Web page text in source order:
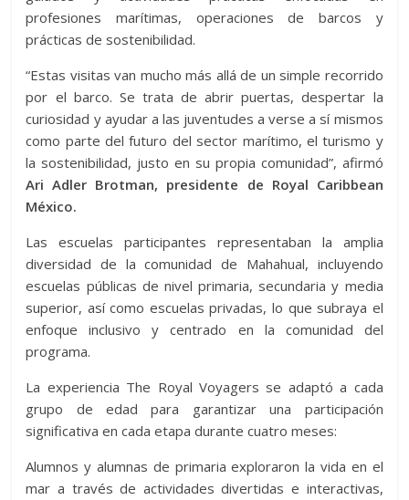
profesiones marítimas, operaciones de barcos y
prácticas de sostenibilidad.
“Estas visitas van mucho más allá de un simple recorrido
por el barco. Se trata de abrir puertas, despertar la
curiosidad y ayudar a las juventudes a verse a sí mismos
como parte del futuro del sector marítimo, el turismo y
la sostenibilidad, justo en su propia comunidad”, afirmó
Ari Adler Brotman, presidente de Royal Caribbean
México.
Las escuelas participantes representaban la amplia
diversidad de la comunidad de Mahahual, incluyendo
escuelas públicas de nivel primaria, secundaria y media
superior, así como escuelas privadas, lo que subraya el
enfoque inclusivo y centrado en la comunidad del
programa.
La experiencia The Royal Voyagers se adaptó a cada
grupo de edad para garantizar una participación
significativa en cada etapa durante cuatro meses:
Alumnos y alumnas de primaria exploraron la vida en el
mar a través de actividades divertidas e interactivas,